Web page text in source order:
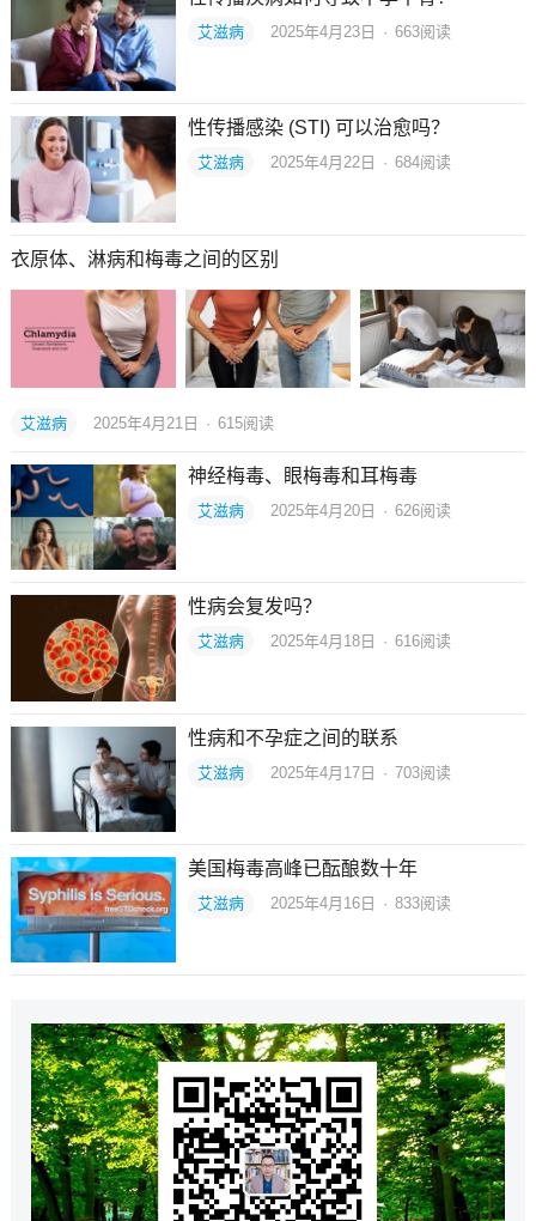
艾滋病 2025年4月23日 · 663阅读
性传播感染 (STI) 可以治愈吗？
艾滋病 2025年4月22日 · 684阅读
衣原体、淋病和梅毒之间的区别
艾滋病 2025年4月21日 · 615阅读
神经梅毒、眼梅毒和耳梅毒
艾滋病 2025年4月20日 · 626阅读
性病会复发吗？
艾滋病 2025年4月18日 · 616阅读
性病和不孕症之间的联系
艾滋病 2025年4月17日 · 703阅读
美国梅毒高峰已酝酿数十年
艾滋病 2025年4月16日 · 833阅读